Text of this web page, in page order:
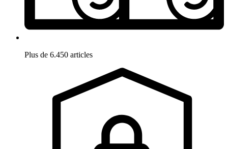
Plus de 6.450 articles